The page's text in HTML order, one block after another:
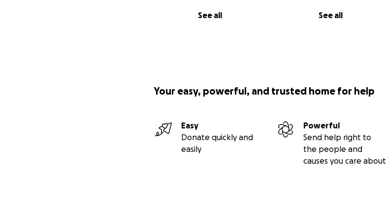
See all See all
Your easy, powerful, and trusted home for help
Easy
Donate quickly and
easily
Powerful
Send help right to
the people and
causes you care about